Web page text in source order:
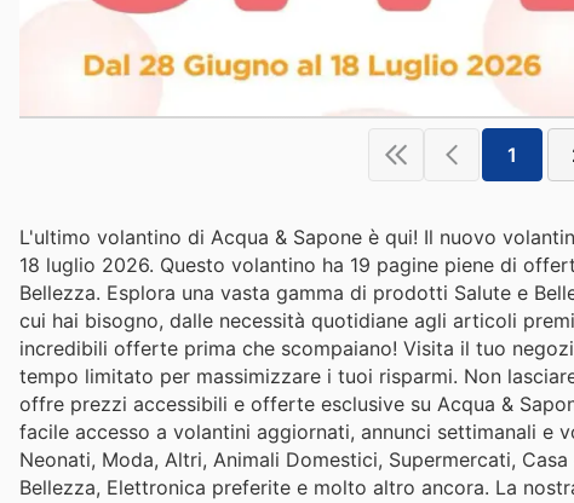
1
L'ultimo volantino di Acqua & Sapone è qui! Il nuovo
18 luglio 2026. Questo volantino ha 19 pagine piene di
Bellezza. Esplora una vasta gamma di prodotti Salute e
cui hai bisogno, dalle necessità quotidiane agli articoli
incredibili offerte prima che scompaiano! Visita il tuo
tempo limitato per massimizzare i tuoi risparmi. Non
offre prezzi accessibili e offerte esclusive su Acqua &
facile accesso a volantini aggiornati, annunci settimanali e
Neonati, Moda, Altri, Animali Domestici, Supermercati,
Bellezza, Elettronica preferite e molto altro ancora. La